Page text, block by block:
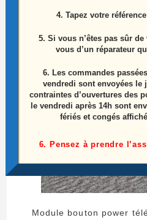
Module bouton power
4. Tapez votre
5. Si vous n’êtes pas sûr
vous d’un réparateur
6. Les commandes
vendredi sont envoyées le
contraintes d’ouvertures des
le vendredi après 14h sont
fériés et congés
6. Pensez à prendre